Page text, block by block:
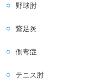
野球肘
鵞足炎
側弯症
テニス肘